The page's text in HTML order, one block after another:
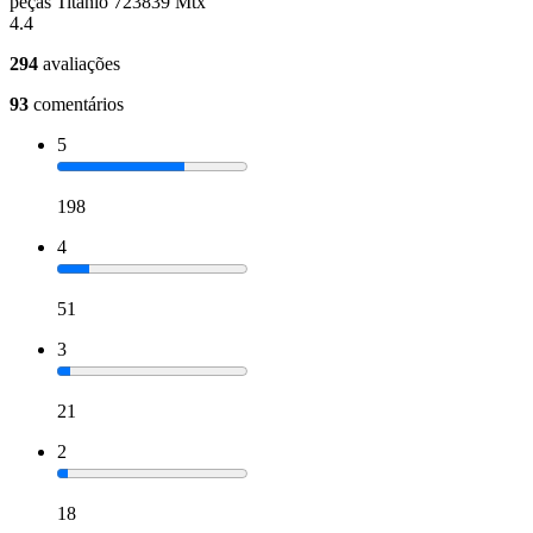
4.4
294 avaliações
93 comentários
5
198
4
51
3
21
2
18